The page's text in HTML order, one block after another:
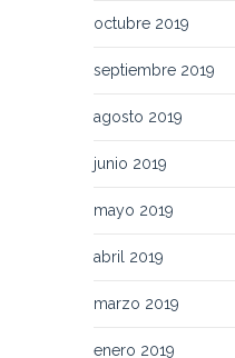
octubre 2019
septiembre 2019
agosto 2019
junio 2019
mayo 2019
abril 2019
marzo 2019
enero 2019